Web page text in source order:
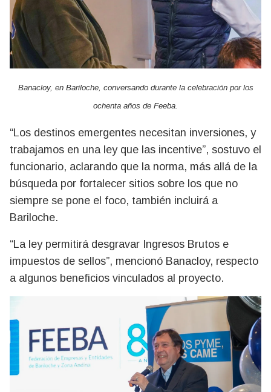
Banacloy, en Bariloche, conversando durante la celebración por los
ochenta años de Feeba.
“Los destinos emergentes necesitan inversiones, y
trabajamos en una ley que las incentive”, sostuvo el
funcionario, aclarando que la norma, más allá de la
búsqueda por fortalecer sitios sobre los que no
siempre se pone el foco, también incluirá a
Bariloche.
“La ley permitirá desgravar Ingresos Brutos e
impuestos de sellos”, mencionó Banacloy, respecto
a algunos beneficios vinculados al proyecto.